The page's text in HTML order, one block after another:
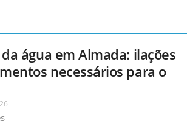
da água em Almada: ilações
necessários para o